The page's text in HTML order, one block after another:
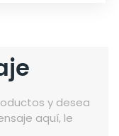
y desea
aquí, le